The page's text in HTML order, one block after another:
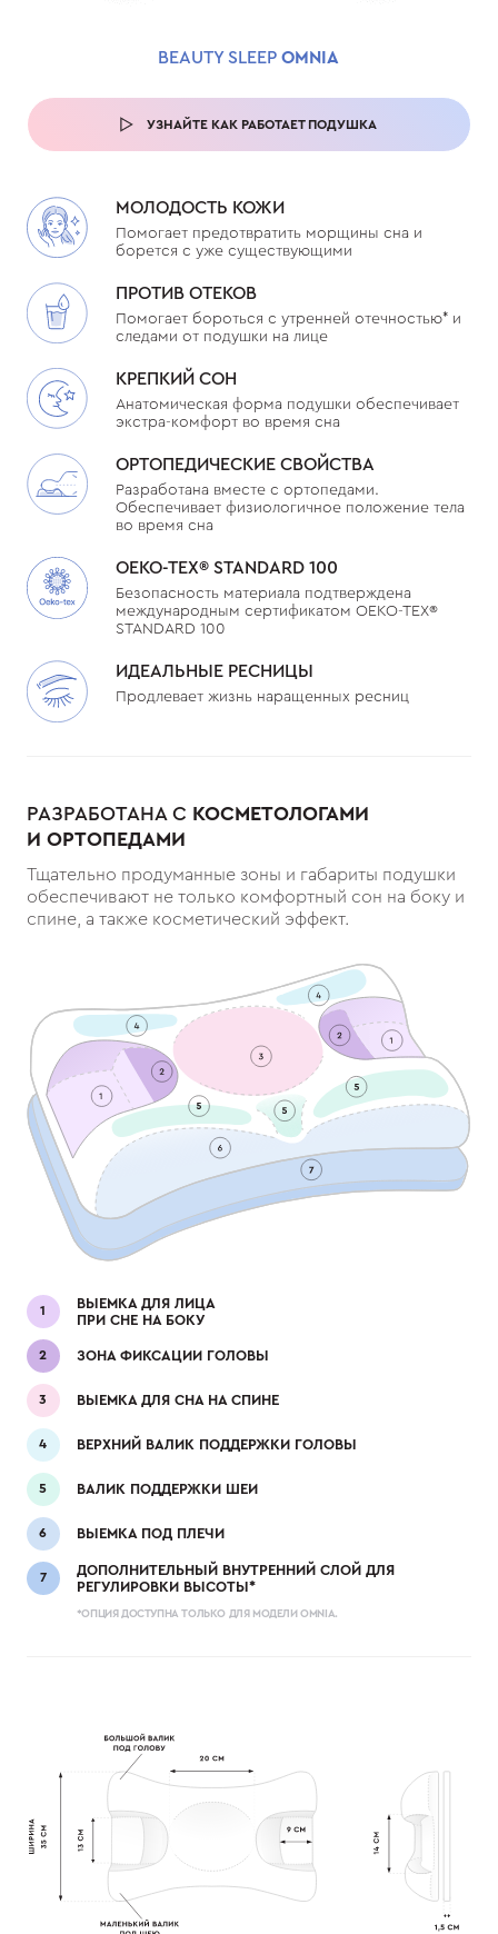
МОЛОДОСТЬ КОЖИ
Помогает предотвратить морщины сна и
борется с уже существующими
ПРОТИВ ОТЕКОВ
Помогает бороться с утренней отечностью* и
следами от подушки на лице
КРЕПКИЙ СОН
Анатомическая форма подушки обеспечивает
экстра-комфорт во время сна
BEAUTY SLEEPOMNIA
УЗНАЙТЕ КАК РАБОТАЕТ ПОДУШКА
ОРТОПЕДИЧЕСКИЕ СВОЙСТВА
Разработана вместе с ортопедами.
Обеспечивает физиологичное положение тела
во время сна
OEKO-TEX®️ STANDARD 100
Безопасность материала подтверждена
международным сертификатом OEKO-TEX®️
STANDARD 100
ИДЕАЛЬНЫЕ РЕСНИЦЫ
Продлевает жизнь наращенных ресниц
РАЗРАБОТАНА С КОСМЕТОЛОГАМИ
И ОРТОПЕДАМИ
Тщательно продуманные зоны и габариты подушки
обеспечивают не только комфортный сон на боку и
спине, а также косметический эффект.
ВЫЕМКА ДЛЯ ЛИЦА
ПРИ СНЕ НА БОКУ
ЗОНА ФИКСАЦИИ ГОЛОВЫ
ВЫЕМКА ДЛЯ СНА НА СПИНЕ
ВЕРХНИЙ ВАЛИК ПОДДЕРЖКИ ГОЛОВЫ
ВАЛИК ПОДДЕРЖКИ ШЕИ
ВЫЕМКА ПОД ПЛЕЧИ
ДОПОЛНИТЕЛЬНЫЙ ВНУТРЕННИЙ СЛОЙ ДЛЯ
РЕГУЛИРОВКИ ВЫСОТЫ*
*ОПЦИЯ ДОСТУПНА ТОЛЬКО ДЛЯ МОДЕЛИ OMNIA.